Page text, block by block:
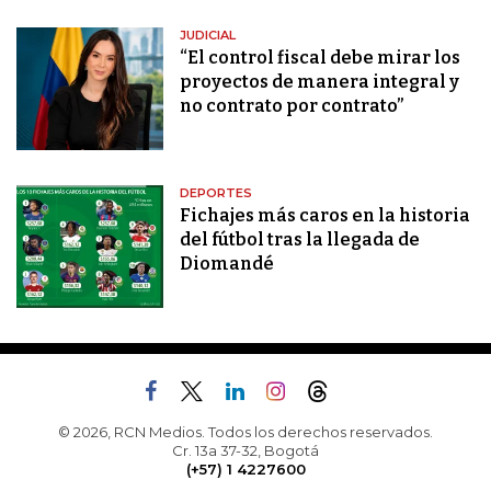
JUDICIAL
“El control fiscal debe mirar los
proyectos de manera integral y
no contrato por contrato”
DEPORTES
Fichajes más caros en la historia
del fútbol tras la llegada de
Diomandé
© 2026, RCN Medios. Todos los derechos reservados.
Cr. 13a 37-32, Bogotá
(+57) 1 4227600